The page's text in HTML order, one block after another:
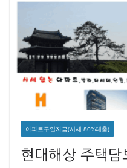
아파트구입자금(시세 80%대출)
현대해상 주택담